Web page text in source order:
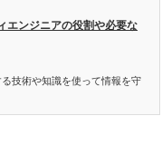
エンジニアの役割や必要な
技術や知識を使って情報を守